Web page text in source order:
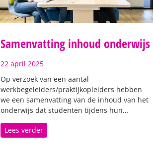
Samenvatting inhoud onderwijs
22 april 2025
Op verzoek van een aantal
werkbegeleiders/praktijkopleiders hebben
we een samenvatting van de inhoud van het
onderwijs dat studenten tijdens hun…
Lees verder